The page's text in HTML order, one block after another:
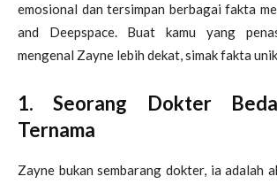
emosional dan tersimpan berbagai fakta
and Deepspace. Buat kamu yang
mengenal Zayne lebih dekat, simak fakta
1. Seorang Dokter
Ternama
Zayne bukan sembarang dokter, ia adalah